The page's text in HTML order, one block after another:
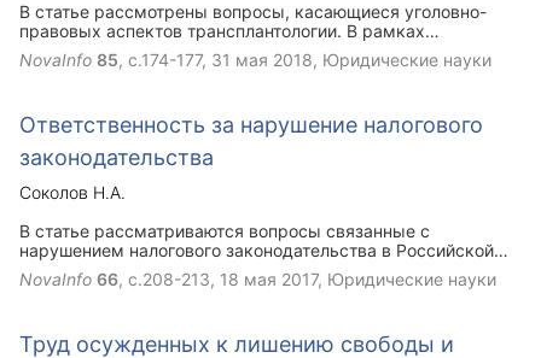
В статье рассмотрены вопросы, касающиеся уголовно-
правовых аспектов трансплантологии. В рамках
исследования подвергнуты анализу коллизии
действующего законодательства в области трансплантации
NovaInfo 85, с.174-177, 31 мая 2018, Юридические науки
Ответственность за нарушение налогового
законодательства
Соколов Н.А.
В статье рассматриваются вопросы связанные с
нарушением налогового законодательства в Российской
Федерации и разграничения уголовной и
административной ответственности в данной сфере.
NovaInfo 66, с.208-213, 18 мая 2017, Юридические науки
Труд осужденных к лишению свободы и